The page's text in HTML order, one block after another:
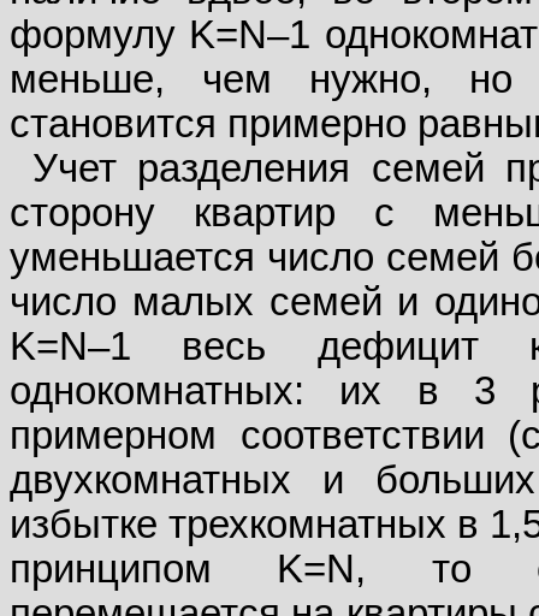
формулу K=N–1
меньше, чем нужно, но
становится примерно
Учет разделения семей
сторону квартир с
уменьшается число семей
число малых семей и
K=N–1 весь дефицит
однокомнатных: их в 3
примерном соответствии
двухкомнатных и
избытке трехкомнатных в
принципом K=N, то